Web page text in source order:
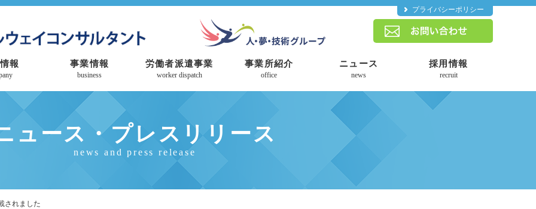
プライバシーポリシー
報 事業情報
business
労働者派遣事業
worker dispatch
事業所紹介
office
ニュース
news
採用情報
recruit
ュース・プレスリリース
news and press release
されました